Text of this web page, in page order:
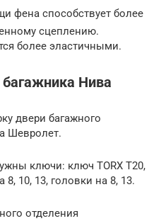
фена способствует более
сцеплению.
более эластичными.
Нива
двери багажного
Шевролет.
ключи: ключ TORX T20,
8, 10, 13, головки на 8, 13.
отделения